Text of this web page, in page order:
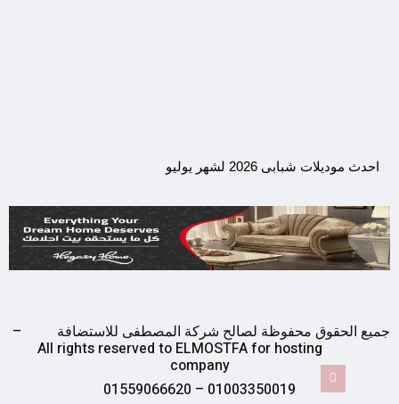
احدث موديلات شبابى 2026 لشهر يوليو
جميع الحقوق محفوظة لصالح شركة المصطفى للاستضافة –
All rights reserved to ELMOSTFA for hosting
company
01003350019 – 01559066620